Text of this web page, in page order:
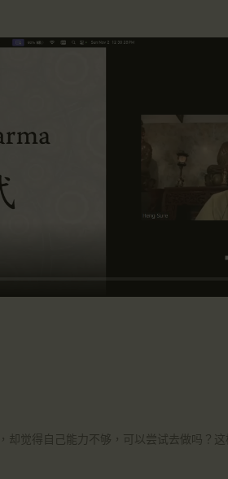
却觉得自己能力不够，可以尝试去做吗？